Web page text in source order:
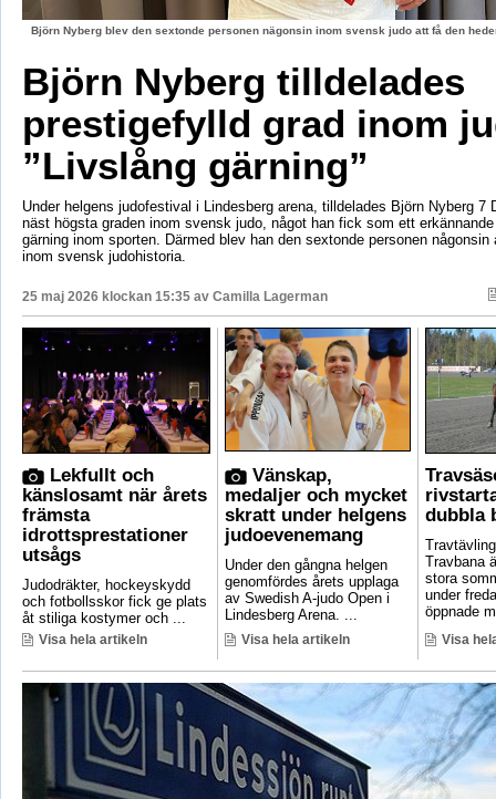
Björn Nyberg blev den sextonde personen nägonsin inom svensk judo att få den
Björn Nyberg tilldelades
prestigefylld grad inom
”Livslång gärning”
Under helgens judofestival i Lindesberg arena, tilldelades Björn Nyberg 7
näst högsta graden inom svensk judo, något han fick som ett
gärning inom sporten. Därmed blev han den sextonde personen
inom svensk judohistoria.
25 maj 2026 klockan 15:35 av Camilla Lagerman
Lekfullt och
känslosamt när årets
främsta
idrottsprestationer
utsågs
Judodräkter, hockeyskydd
och fotbollsskor fick ge plats
åt stiliga kostymer och ...
Visa hela artikeln
Vänskap,
medaljer och mycket
skratt under helgens
judoevenemang
Under den gångna helgen
genomfördes årets upplaga
av Swedish A-judo Open i
Lindesberg Arena. ...
Visa hela artikeln
dubbla
Travbana
stora
under
öppnade
Visa